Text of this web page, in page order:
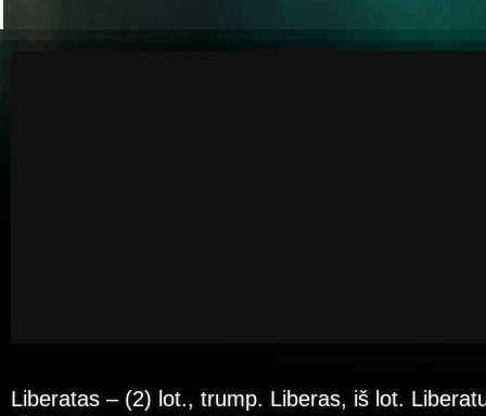
Liberatas – (2) lot., trump. Liberas, iš lot.